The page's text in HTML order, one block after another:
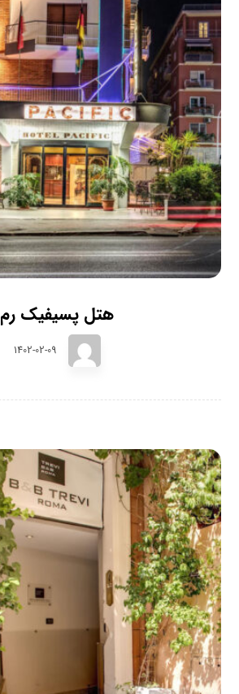
هتل پسیفیک رم
1402-02-09